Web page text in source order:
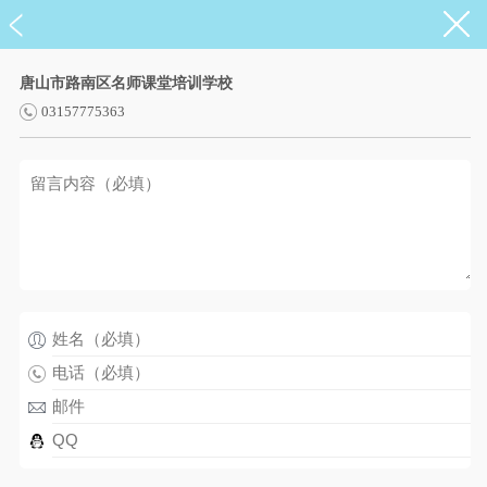
唐山市路南区名师课堂培训学校
03157775363